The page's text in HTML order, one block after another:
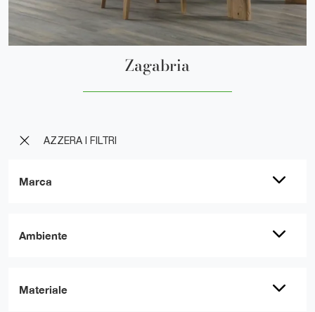
AZZERA I FILTRI
Marca
Ambiente
Materiale
Zagabria